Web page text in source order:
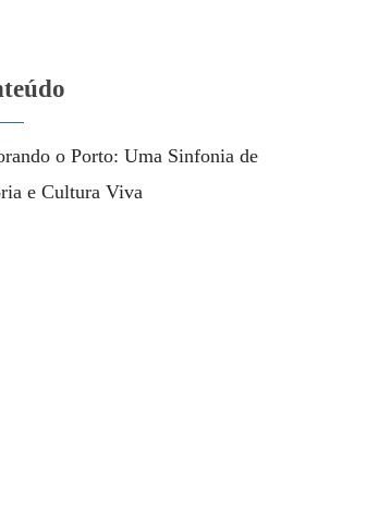
o Porto: Uma Sinfonia de
e Cultura Viva